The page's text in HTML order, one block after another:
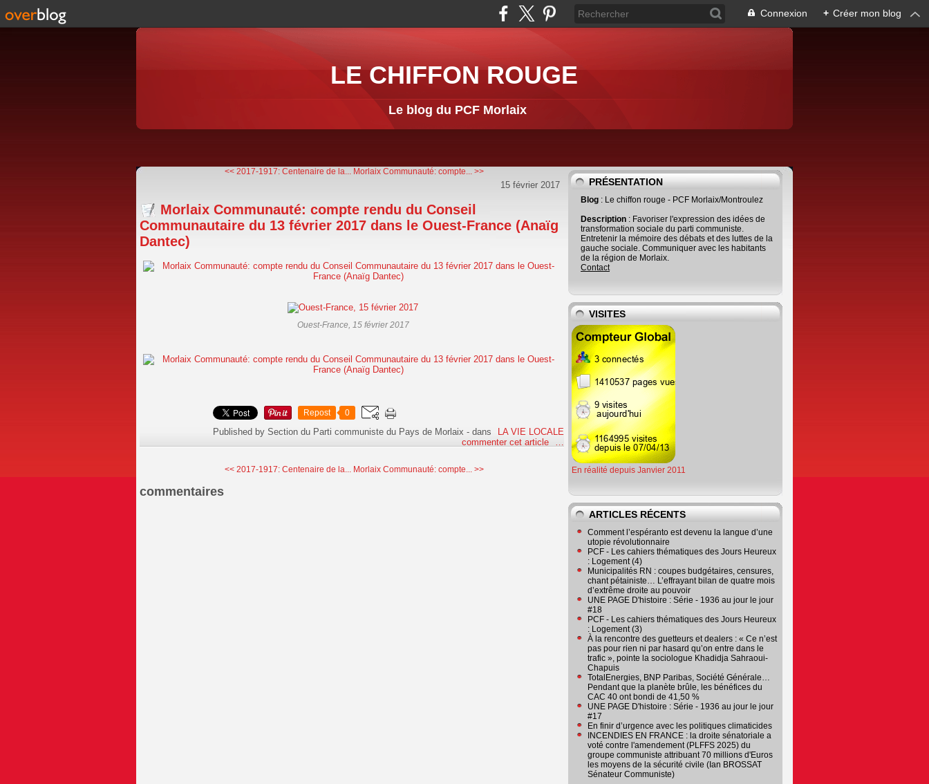
Connexion + Créer mon blog
LE CHIFFON ROUGE
Le blog du PCF Morlaix
<< 2017-1917: Centenaire de la... Morlaix Communauté: compte... >>
15 février 2017
Morlaix Communauté: compte rendu du Conseil
Communautaire du 13 février 2017 dans le Ouest-France (Anaïg
Dantec)
Ouest-France, 15 février 2017
Repost 0
Published by Section du Parti communiste du Pays de Morlaix -dans
LA VIE LOCALE
commenter cet article
…
<< 2017-1917: Centenaire de la... Morlaix Communauté: compte... >>
commentaires
PRÉSENTATION
Blog : Le chiffon rouge - PCF Morlaix/Montroulez
Description : Favoriser l'expression des idées de
transformation sociale du parti communiste.
Entretenir la mémoire des débats et des luttes de la
gauche sociale. Communiquer avec les habitants
de la région de Morlaix.
Contact
VISITES
En réalité depuis Janvier 2011
ARTICLES RÉCENTS
Comment l’espéranto est devenu la langue d’une
utopie révolutionnaire
PCF - Les cahiers thématiques des Jours Heureux
: Logement (4)
Municipalités RN : coupes budgétaires, censures,
chant pétainiste… L’effrayant bilan de quatre mois
d’extrême droite au pouvoir
UNE PAGE D'histoire : Série - 1936 au jour le jour
#18
PCF - Les cahiers thématiques des Jours Heureux
: Logement (3)
À la rencontre des guetteurs et dealers : « Ce n’est
pas pour rien ni par hasard qu’on entre dans le
trafic », pointe la sociologue Khadidja Sahraoui-
Chapuis
TotalEnergies, BNP Paribas, Société Générale…
Pendant que la planète brûle, les bénéfices du
CAC 40 ont bondi de 41,50 %
UNE PAGE D'histoire : Série - 1936 au jour le jour
#17
En finir d’urgence avec les politiques climaticides
INCENDIES EN FRANCE : la droite sénatoriale a
voté contre l'amendement (PLFFS 2025) du
groupe communiste attribuant 70 millions d'Euros
les moyens de la sécurité civile (Ian BROSSAT
Sénateur Communiste)